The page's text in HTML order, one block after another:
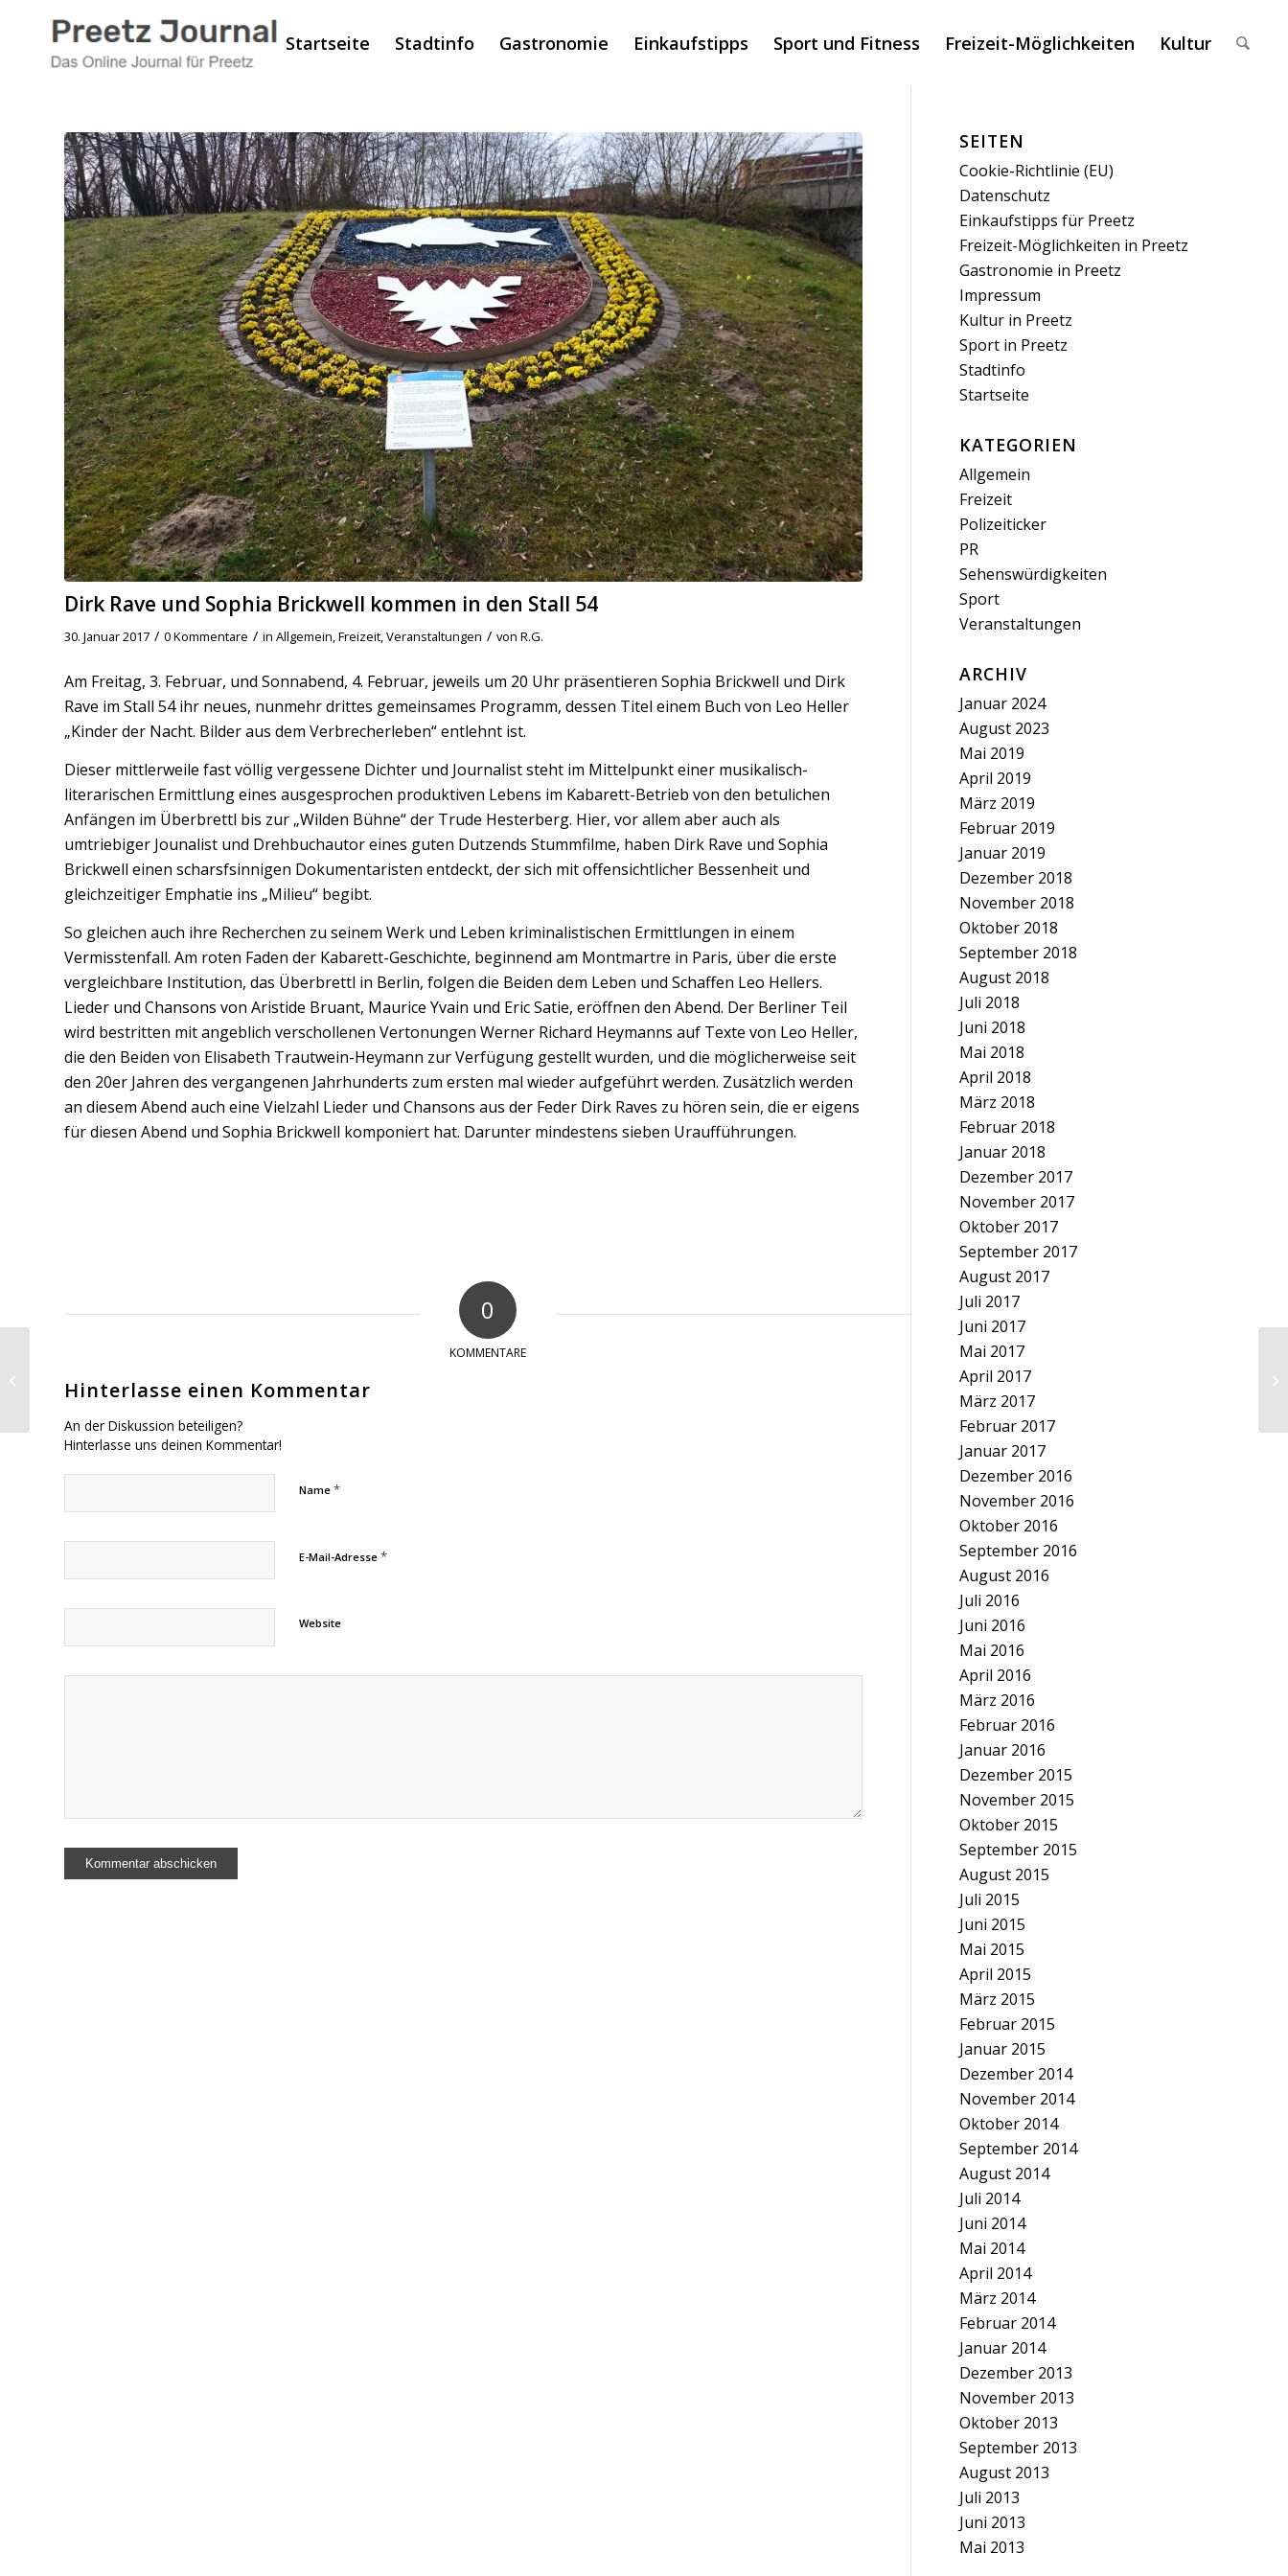
Startseite Stadtinfo Gastronomie Einkaufstipps Sport und Fitness Freizeit-Möglichkeiten Kultur
Dirk Rave und Sophia Brickwell kommen in den Stall 54
30. Januar 2017 / 0 Kommentare / in Allgemein,Freizeit,Veranstaltungen / von R.G.
Am Freitag, 3. Februar, und Sonnabend, 4. Februar, jeweils um 20 Uhr präsentieren Sophia Brickwell und Dirk
Rave im Stall 54 ihr neues, nunmehr drittes gemeinsames Programm, dessen Titel einem Buch von Leo Heller
„Kinder der Nacht. Bilder aus dem Verbrecherleben“ entlehnt ist.
Dieser mittlerweile fast völlig vergessene Dichter und Journalist steht im Mittelpunkt einer musikalisch-
literarischen Ermittlung eines ausgesprochen produktiven Lebens im Kabarett-Betrieb von den betulichen
Anfängen im Überbrettl bis zur „Wilden Bühne“ der Trude Hesterberg. Hier, vor allem aber auch als
umtriebiger Jounalist und Drehbuchautor eines guten Dutzends Stummfilme, haben Dirk Rave und Sophia
Brickwell einen scharsfsinnigen Dokumentaristen entdeckt, der sich mit offensichtlicher Bessenheit und
gleichzeitiger Emphatie ins „Milieu“ begibt.
So gleichen auch ihre Recherchen zu seinem Werk und Leben kriminalistischen Ermittlungen in einem
Vermisstenfall. Am roten Faden der Kabarett-Geschichte, beginnend am Montmartre in Paris, über die erste
vergleichbare Institution, das Überbrettl in Berlin, folgen die Beiden dem Leben und Schaffen Leo Hellers.
Lieder und Chansons von Aristide Bruant, Maurice Yvain und Eric Satie, eröffnen den Abend. Der Berliner Teil
wird bestritten mit angeblich verschollenen Vertonungen Werner Richard Heymanns auf Texte von Leo Heller,
die den Beiden von Elisabeth Trautwein-Heymann zur Verfügung gestellt wurden, und die möglicherweise seit
den 20er Jahren des vergangenen Jahrhunderts zum ersten mal wieder aufgeführt werden. Zusätzlich werden
an diesem Abend auch eine Vielzahl Lieder und Chansons aus der Feder Dirk Raves zu hören sein, die er eigens
für diesen Abend und Sophia Brickwell komponiert hat. Darunter mindestens sieben Uraufführungen.
0
KOMMENTARE
Hinterlasse einen Kommentar
An der Diskussion beteiligen?
Hinterlasse uns deinen Kommentar!
Name *
E-Mail-Adresse *
Website
SEITEN
Cookie-Richtlinie (EU)
Datenschutz
Einkaufstipps für Preetz
Freizeit-Möglichkeiten in Preetz
Gastronomie in Preetz
Impressum
Kultur in Preetz
Sport in Preetz
Stadtinfo
Startseite
KATEGORIEN
Allgemein
Freizeit
Polizeiticker
PR
Sehenswürdigkeiten
Sport
Veranstaltungen
ARCHIV
Januar 2024
August 2023
Mai 2019
April 2019
März 2019
Februar 2019
Januar 2019
Dezember 2018
November 2018
Oktober 2018
September 2018
August 2018
Juli 2018
Juni 2018
Mai 2018
April 2018
März 2018
Februar 2018
Januar 2018
Dezember 2017
November 2017
Oktober 2017
September 2017
August 2017
Juli 2017
Juni 2017
Mai 2017
April 2017
März 2017
Februar 2017
Januar 2017
Dezember 2016
November 2016
Oktober 2016
September 2016
August 2016
Juli 2016
Juni 2016
Mai 2016
April 2016
März 2016
Februar 2016
Januar 2016
Dezember 2015
November 2015
Oktober 2015
September 2015
August 2015
Juli 2015
Juni 2015
Mai 2015
April 2015
März 2015
Februar 2015
Januar 2015
Dezember 2014
November 2014
Oktober 2014
September 2014
August 2014
Juli 2014
Juni 2014
Mai 2014
April 2014
März 2014
Februar 2014
Januar 2014
Dezember 2013
November 2013
Oktober 2013
September 2013
August 2013
Juli 2013
Juni 2013
Mai 2013
April die Chance auf